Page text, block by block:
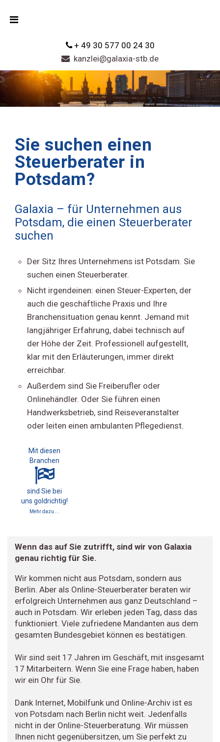
+ 49 30 577 00 24 30
kanzlei@galaxia-stb.de
Sie suchen einen
Steuerberater in
Potsdam?
Galaxia – für Unternehmen aus
Potsdam, die einen Steuerberater
suchen
Der Sitz Ihres Unternehmens ist Potsdam. Sie
suchen einen Steuerberater.
Nicht irgendeinen: einen Steuer-Experten, der
auch die geschäftliche Praxis und Ihre
Branchensituation genau kennt. Jemand mit
langjähriger Erfahrung, dabei technisch auf
der Höhe der Zeit. Professionell aufgestellt,
klar mit den Erläuterungen, immer direkt
erreichbar.
Außerdem sind Sie Freiberufler oder
Onlinehändler. Oder Sie führen einen
Handwerksbetrieb, sind Reiseveranstalter
oder leiten einen ambulanten Pflegedienst.
Mit diesen
Branchen
sind Sie bei
uns goldrichtig!
Mehr dazu ...
Wenn das auf Sie zutrifft, sind wir von Galaxia
genau richtig für Sie.
Wir kommen nicht aus Potsdam, sondern aus
Berlin. Aber als Online-Steuerberater beraten wir
erfolgreich Unternehmen aus ganz Deutschland –
auch in Potsdam. Wir erleben jeden Tag, dass das
funktioniert. Viele zufriedene Mandanten aus dem
gesamten Bundesgebiet können es bestätigen.
Wir sind seit 17 Jahren im Geschäft, mit insgesamt
17 Mitarbeitern. Wenn Sie eine Frage haben, haben
wir ein Ohr für Sie.
Dank Internet, Mobilfunk und Online-Archiv ist es
von Potsdam nach Berlin nicht weit. Jedenfalls
nicht in der Online-Steuerberatung. Wir müssen
Ihnen nicht gegenübersitzen, um Sie perfekt zu